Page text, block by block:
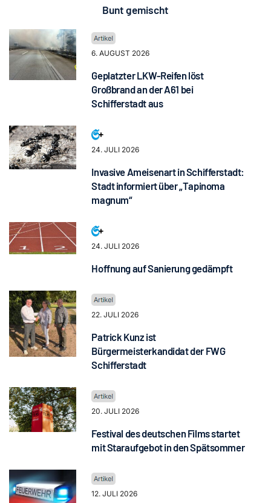
Bunt gemischt
6. AUGUST 2026
Geplatzter LKW-Reifen löst
Großbrand an der A61 bei
Schifferstadt aus
24. JULI 2026
Invasive Ameisenart in Schifferstadt:
Stadt informiert über „Tapinoma
magnum“
24. JULI 2026
Hoffnung auf Sanierung gedämpft
22. JULI 2026
Patrick Kunz ist
Bürgermeisterkandidat der FWG
Schifferstadt
20. JULI 2026
Festival des deutschen Films startet
mit Staraufgebot in den Spätsommer
12. JULI 2026